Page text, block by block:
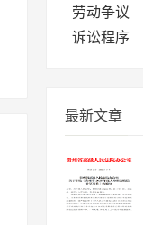
劳动争议
诉讼程序
最新文章